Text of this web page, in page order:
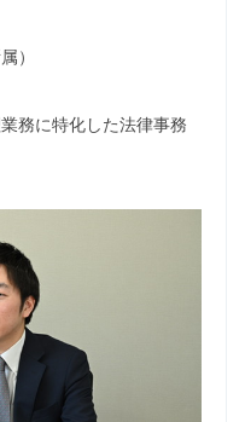
）
務に特化した法律事務